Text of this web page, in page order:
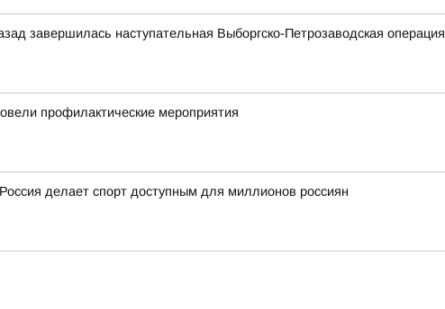
завершилась наступательная Выборгско-Петрозаводская операция
профилактические мероприятия
делает спорт доступным для миллионов россиян